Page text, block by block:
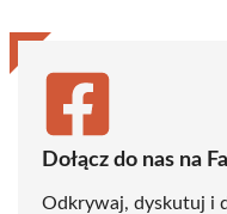
Dołącz do nas na
Odkrywaj, dyskutuj i